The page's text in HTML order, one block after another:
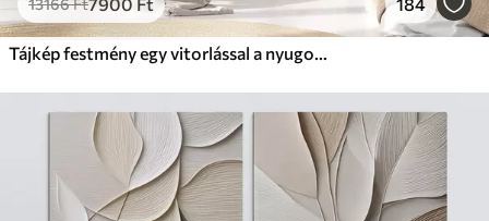
13166Ft
Tájkép festmény egy vitorlással a nyugodt tengeren, narancssárga és sárga égbolt, távoli hegyek